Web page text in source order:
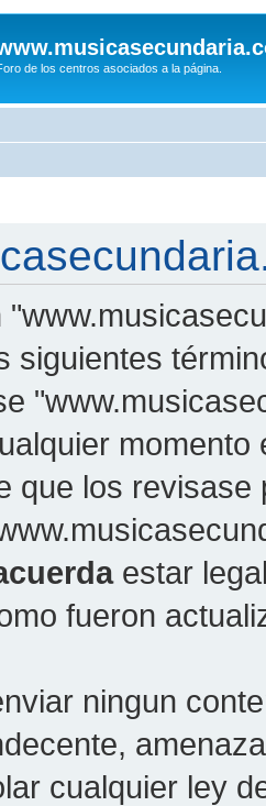
de los centros asociados a la página.
siguientes
que los
estar
fueron
ningun
cualquier ley